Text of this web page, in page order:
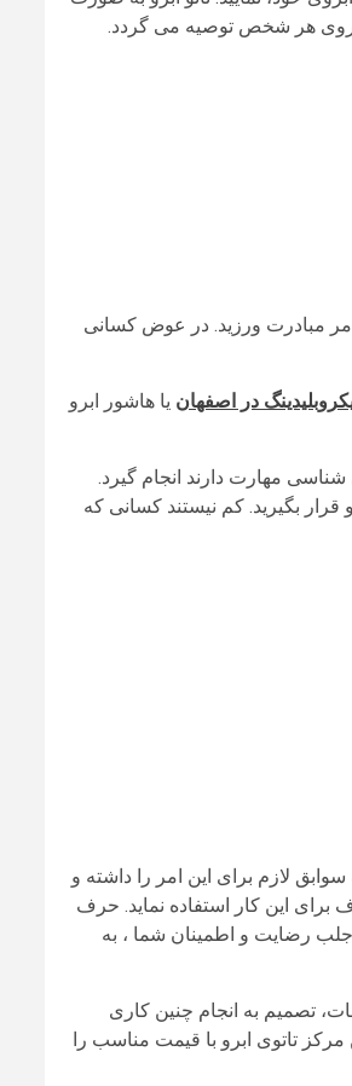
ابروی هر شخص توصیه می گردد.
امر مبادرت ورزید. در عوض کسانی
در اصفهان یا هاشور ابرو
شناسی مهارت دارند انجام گیرد.
بگیرید. کم نیستند کسانی که
لازم برای این امر را داشته و
این کار استفاده نماید. حرف
رضایت و اطمینان شما ، به
تصمیم به انجام چنین کاری
مرکز تاتوی ابرو با قیمت مناسب را